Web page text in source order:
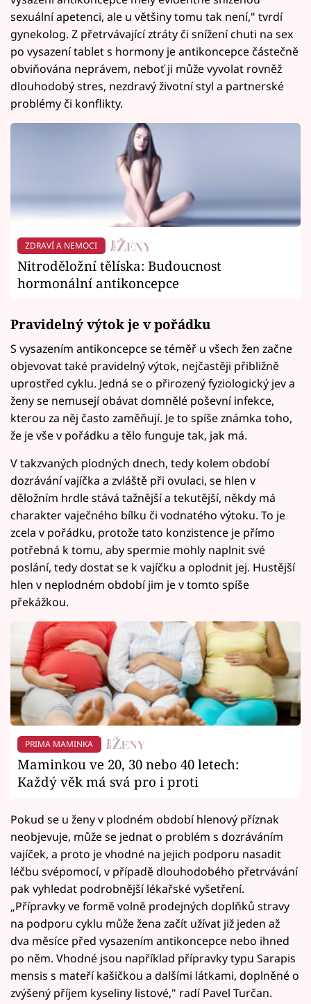
sexuální apetenci, ale u většiny tomu tak není," tvrdí
gynekolog. Z přetrvávající ztráty či snížení chuti na sex
po vysazení tablet s hormony je antikoncepce částečně
obviňována neprávem, neboť ji může vyvolat rovněž
dlouhodobý stres, nezdravý životní styl a partnerské
problémy či konflikty.
ZDRAVÍ A NEMOCI
Nitroděložní tělíska: Budoucnost
hormonální antikoncepce
Pravidelný výtok je v pořádku
S vysazením antikoncepce se téměř u všech žen začne
objevovat také pravidelný výtok, nejčastěji přibližně
uprostřed cyklu. Jedná se o přirozený fyziologický jev a
ženy se nemusejí obávat domnělé poševní infekce,
kterou za něj často zaměňují. Je to spíše známka toho,
že je vše v pořádku a tělo funguje tak, jak má.
V takzvaných plodných dnech, tedy kolem období
dozrávání vajíčka a zvláště při ovulaci, se hlen v
děložním hrdle stává tažnější a tekutější, někdy má
charakter vaječného bílku či vodnatého výtoku. To je
zcela v pořádku, protože tato konzistence je přímo
potřebná k tomu, aby spermie mohly naplnit své
poslání, tedy dostat se k vajíčku a oplodnit jej. Hustější
hlen v neplodném období jim je v tomto spíše
překážkou.
PRIMA MAMINKA
Maminkou ve 20, 30 nebo 40 letech:
Každý věk má svá pro i proti
Pokud se u ženy v plodném období hlenový příznak
neobjevuje, může se jednat o problém s dozráváním
vajíček, a proto je vhodné na jejich podporu nasadit
léčbu svépomocí, v případě dlouhodobého přetrvávání
pak vyhledat podrobnější lékařské vyšetření.
„Přípravky ve formě volně prodejných doplňků stravy
na podporu cyklu může žena začít užívat již jeden až
dva měsíce před vysazením antikoncepce nebo ihned
po něm. Vhodné jsou například přípravky typu Sarapis
mensis s mateří kašičkou a dalšími látkami, doplněné o
zvýšený příjem kyseliny listové," radí Pavel Turčan.